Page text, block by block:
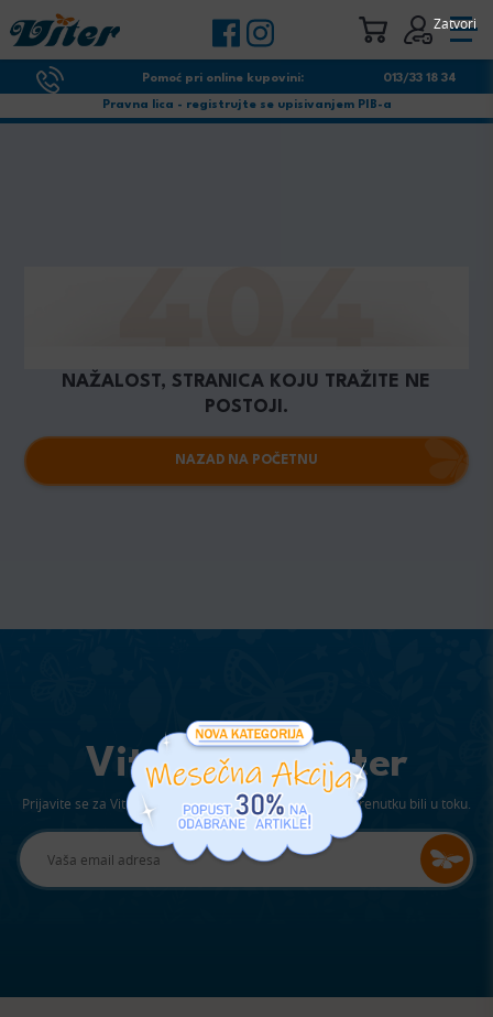
Pomoć pri online kupovini: 013/33 18 34
Pravna lica - registrujte se upisivanjem PIB-a
NAŽALOST, STRANICA KOJU TRAŽITE NE
POSTOJI.
NAZAD NA POČETNU
Viter Newsletter
Prijavite se za Viterov newsletter kako bi ste u svakom trenutku bili u toku.
Zatvori